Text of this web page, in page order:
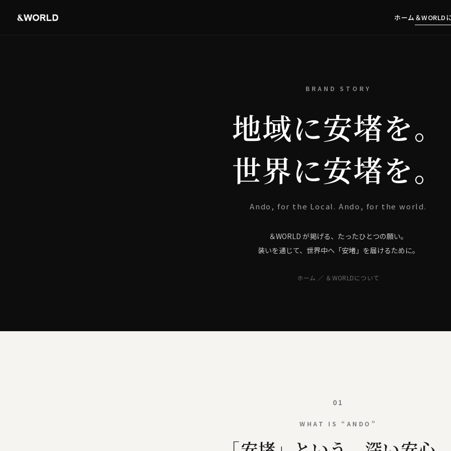
ホーム ＆WORLD
BRAND STORY
地域に安堵を。
世界に安堵を。
Ando, for the Local. Ando, for the world.
＆WORLD が掲げる、たったひとつの願い。
装いを通じて、世界中へ「安堵」を届けるために。
ホーム ／ ＆WORLDについて
01
WHAT IS “ANDO”